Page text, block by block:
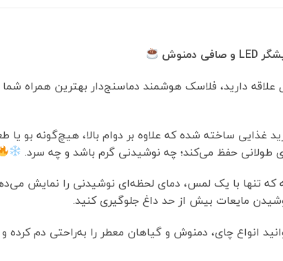
دارید، فلاسک هوشمند دماسنج‌دار بهترین همراه شما
فلاسک با بدنه داخلی از استیل ضدزنگ 304 گرید غذایی ساخته شده که علاوه بر دوام
طولانی حفظ می‌کند؛ چه نوشیدنی گرم باشد و چه سرد.
مایعات بیش از حد داغ جلوگیری کنید.
انواع چای، دمنوش و گیاهان معطر را به‌راحتی دم کرده و